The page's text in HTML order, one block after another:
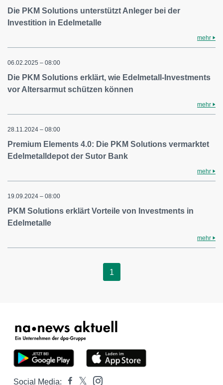
Die PKM Solutions unterstützt Anleger bei der
Investition in Edelmetalle
mehr
06.02.2025 – 08:00
Die PKM Solutions erklärt, wie Edelmetall-Investments
vor Altersarmut schützen können
mehr
28.11.2024 – 08:00
Premium Elements 4.0: Die PKM Solutions vermarktet
Edelmetalldepot der Sutor Bank
mehr
19.09.2024 – 08:00
PKM Solutions erklärt Vorteile von Investments in
Edelmetalle
mehr
1
Social Media: